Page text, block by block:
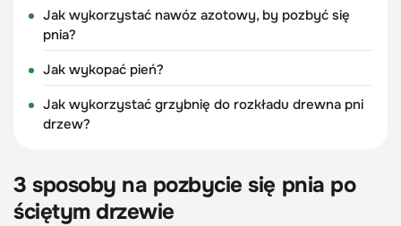
Jak wykorzystać nawóz azotowy, by pozbyć się
pnia?
Jak wykopać pień?
Jak wykorzystać grzybnię do rozkładu drewna pni
drzew?
3 sposoby na pozbycie się pnia po
ściętym drzewie